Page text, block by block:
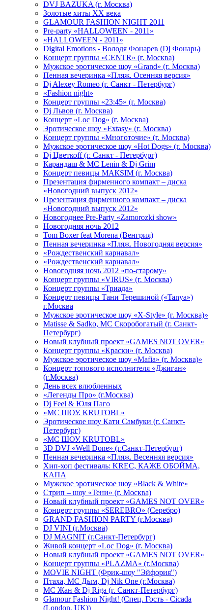
DVJ BAZUKA (г. Москва)
Золотые хиты XX века
GLAMOUR FASHION NIGHT 2011
Pre-party «HALLOWEEN - 2011»
«HALLOWEEN - 2011»
Digital Emotions - Володя Фонарев (Dj Фонарь)
Концерт группы «CENTR» (г. Москва)
Мужское эротическое шоу «Grand» (г. Москва)
Пенная вечеринка «Пляж. Осенняя версия»
Dj Alexey Romeo (г. Санкт - Петербург)
«Fashion night»
Концерт группы «23:45» (г. Москва)
Dj Львов (г. Москва)
Концерт «Loc Dog» (г. Москва)
Эротическое шоу «Extasy» (г. Москва)
Концерт группы «Многоточие» (г. Москва)
Мужское эротическое шоу «Hot Dogs» (г. Москва)
Dj Цветкоff (г. Санкт - Петербург)
Карандаш & МС Lenin & Dj Grim
Концерт певицы МАКSIМ (г. Москва)
Презентация фирменного компакт – диска
«Новогодний выпуск 2012»
Презентация фирменного компакт – диска
«Новогодний выпуск 2012»
Новогоднее Pre-Party «Zamorozki show»
Новогодняя ночь 2012
Tom Boxer feat Morena (Венгрия)
Пенная вечеринка «Пляж. Новогодняя версия»
«Рождественский карнавал»
«Рождественский карнавал»
Новогодняя ночь 2012 «по-старому»
Концерт группы «VIRUS» (г. Москва)
Концерт группы «Триада»
Концерт певицы Тани Терешиной («Tanya»)
г.Москва
Мужское эротическое шоу «X-Style» (г. Москва)»
Matissе & Sadko, MC Скоробогатый (г. Санкт-
Петербург)
Новый клубный проект «GAMES NOT OVER»
Концерт группы «Краски» (г. Москва)
Мужское эротическое шоу «Mafia» (г. Москва)»
Концерт топового исполнителя «Джиган»
(г.Москва)
День всех влюбленных
«Легенды Про» (г.Москва)
Dj Feel & Юля Паго
«МС ШОУ. KRUTOBL»
Эротическое шоу Кати Самбуки (г. Санкт-
Петербург)
«МС ШОУ. KRUTOBL»
3D DVJ «Well Done» (г.Санкт-Петербург)
Пенная вечеринка «Пляж. Весенняя версия»
Хип-хоп фестиваль: KREC, КАЖЕ ОБОЙМА,
КАПА
Мужское эротическое шоу «Black & White»
Стрип – шоу «Тени» (г. Москва)
Новый клубный проект «GAMES NOT OVER»
Концерт группы «SEREBRO» (Серебро)
GRAND FASHION PARTY (г.Москва)
DJ VINI (г.Москва)
DJ MAGNIT (г.Санкт-Петербург)
Живой концерт «Loc Dog» (г. Москва)
Новый клубный проект «GAMES NOT OVER»
Концерт группы «PLAZMA» (г.Москва)
MOVIE NIGHT (Фрик-шоу "Эйфория")
Птаха, МС Дым, Dj Nik One (г.Москва)
МС Жан & Dj Riga (г. Санкт-Петербург)
Glamour Fashion Night! (Спец. Гость - Cicada
(London, UK))